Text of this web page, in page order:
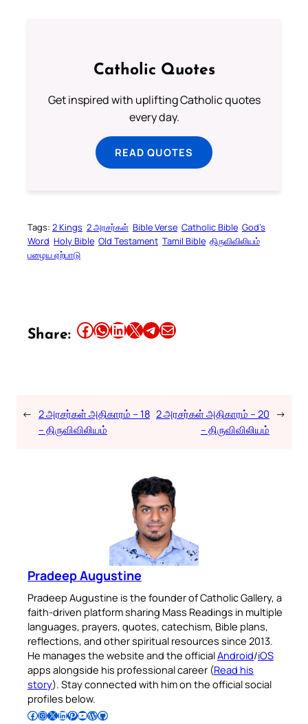
Catholic Quotes
Get inspired with uplifting Catholic quotes
every day.
READ QUOTES
Tags: 2 Kings 2 அரசர்கள் Bible Verse Catholic Bible God’s
Word Holy Bible Old Testament Tamil Bible திருவிவிலியம்
பழைய ஏற்பாடு
Share: Share this article on Facebook Share this article on WhatsApp Share this article on LinkedIn Share this article on X Share this article on TelegramEmail this Article
← 2 அரசர்கள் அதிகாரம் – 18
– திருவிவிலியம்
2 அரசர்கள் அதிகாரம் – 20
– திருவிவிலியம்
→
Pradeep Augustine
Pradeep Augustine is the founder of Catholic Gallery, a
faith-driven platform sharing Mass Readings in multiple
languages, prayers, quotes, catechism, Bible plans,
reflections, and other spiritual resources since 2013.
He manages the website and the officialAndroid/iOS
apps alongside his professional career (Read his
story). Stay connected with him on the official social
profiles below.
Follow Pradeep on Facebook Follow Pradeep on InstagramFollow Pradeep on X Follow Pradeep on LinkedIn Follow Pradeep on Pinterest Subscribe to Pradeep’s Youtube Channel Follow Pradeep on WordPress Follow Pradeep on GitHub